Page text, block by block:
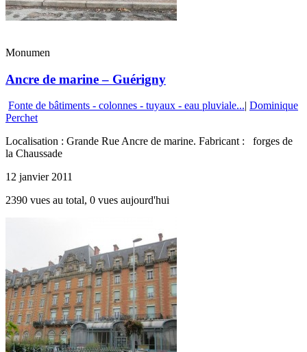
Monumen
Ancre de marine – Guérigny
Fonte de bâtiments - colonnes - tuyaux - eau pluviale...| Dominique
Perchet
Localisation : Grande Rue Ancre de marine. Fabricant : forges de
la Chaussade
12 janvier 2011
2390 vues au total, 0 vues aujourd'hui